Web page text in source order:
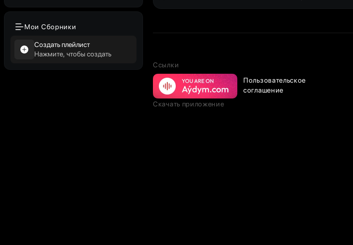
Мои Сборники
Создать плейлист
Нажмите, чтобы создать
Ссылки
Пользовательское
соглашение
Скачать приложение